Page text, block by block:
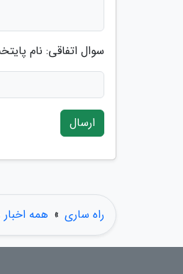
سوال اتفاقی: نام
ارسال
راه ساری » همه